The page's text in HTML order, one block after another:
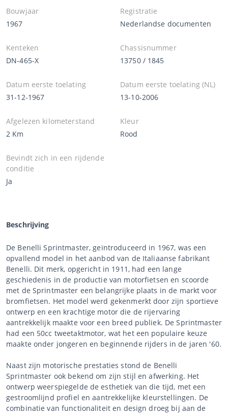
Bouwjaar
1967
Registratie
Nederlandse documenten
Kenteken
DN-465-X
Chassisnummer
13750 / 1845
Datum eerste toelating
31-12-1967
Datum eerste toelating (NL)
13-10-2006
Afgelezen kilometerstand
2 Km
Kleur
Rood
Bevindt zich in een rijdende
conditie
Ja
Beschrijving
De Benelli Sprintmaster, geïntroduceerd in 1967, was een
opvallend model in het aanbod van de Italiaanse fabrikant
Benelli. Dit merk, opgericht in 1911, had een lange
geschiedenis in de productie van motorfietsen en scoorde
met de Sprintmaster een belangrijke plaats in de markt voor
bromfietsen. Het model werd gekenmerkt door zijn sportieve
ontwerp en een krachtige motor die de rijervaring
aantrekkelijk maakte voor een breed publiek. De Sprintmaster
had een 50cc tweetaktmotor, wat het een populaire keuze
maakte onder jongeren en beginnende rijders in de jaren '60.
Naast zijn motorische prestaties stond de Benelli
Sprintmaster ook bekend om zijn stijl en afwerking. Het
ontwerp weerspiegelde de esthetiek van die tijd, met een
gestroomlijnd profiel en aantrekkelijke kleurstellingen. De
combinatie van functionaliteit en design droeg bij aan de